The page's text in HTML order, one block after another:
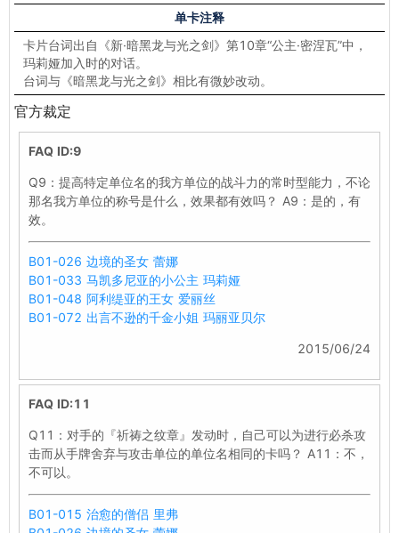
单卡注释
卡片台词出自《新·暗黑龙与光之剑》第10章“公主·密涅瓦”中，
玛莉娅加入时的对话。
台词与《暗黑龙与光之剑》相比有微妙改动。
官方裁定
FAQ ID:9
Q9：提高特定单位名的我方单位的战斗力的常时型能力，不论
那名我方单位的称号是什么，效果都有效吗？ A9：是的，有
效。
B01-026 边境的圣女 蕾娜
B01-033 马凯多尼亚的小公主 玛莉娅
B01-048 阿利缇亚的王女 爱丽丝
B01-072 出言不逊的千金小姐 玛丽亚贝尔
2015/06/24
FAQ ID:11
Q11：对手的『祈祷之纹章』发动时，自己可以为进行必杀攻
击而从手牌舍弃与攻击单位的单位名相同的卡吗？ A11：不，
不可以。
B01-015 治愈的僧侣 里弗